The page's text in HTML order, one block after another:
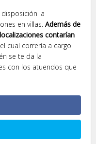
la
en villas.Además de
contarían
cual correría a cargo
se te da la
con los atuendos que